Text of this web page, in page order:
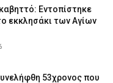
και συνέλαβαν
και συνελήφθη και
Εντοπίστηκε
εκκλησάκι των Αγίων
53χρονος που